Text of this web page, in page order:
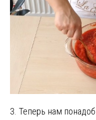
3. Теперь нам